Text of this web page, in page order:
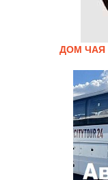
ДОМ ЧАЯ